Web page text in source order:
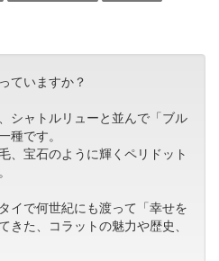
ていますか？
シャトルリューと並んで「ブル
種です。
、宝石のように輝くペリドット
イで何世紀にも渡って「幸せを
きた、コラットの魅力や歴史、